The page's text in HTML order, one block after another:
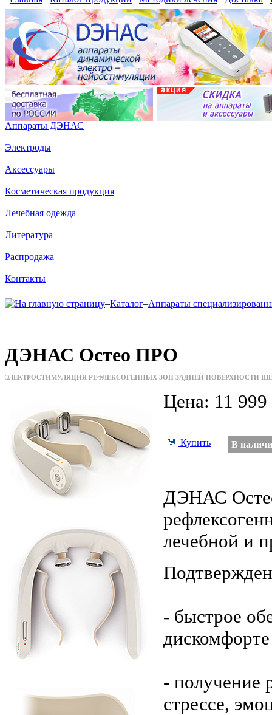
Аппараты ДЭНАС
Электроды
Аксессуары
Косметическая продукция
Лечебная одежда
Литература
Распродажа
Контакты
–Каталог–Аппараты
ДЭНАС Остео ПРО
ЭЛЕКТРОСТИМУЛЯЦИЯ РЕФЛЕКСОГЕННЫХ ЗОН ЗАДНЕЙ ПОВЕРХНОСТИ
Цена: 11 999
Купить В
ДЭНАС
лечебной и
- быстрое
- получение
стрессе,